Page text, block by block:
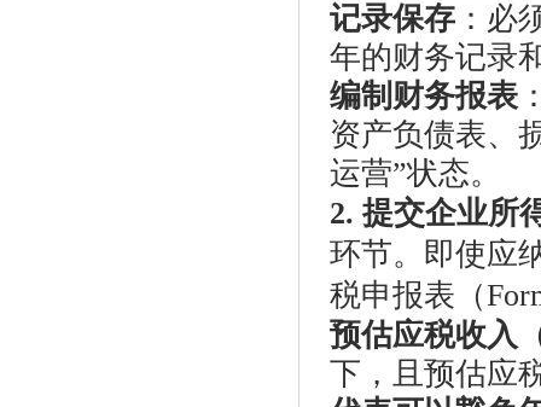
记录保存 ：必
年的财务记录
编制财务报表
资产负债表、
运营”状态。
2. 提交企业所
环节。即使应
税申报表（
预估应税收入
下，且预估应